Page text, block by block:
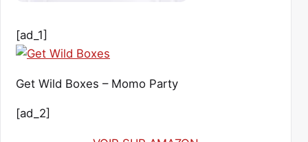
[ad_1]
Get Wild Boxes – Momo Party
[ad_2]